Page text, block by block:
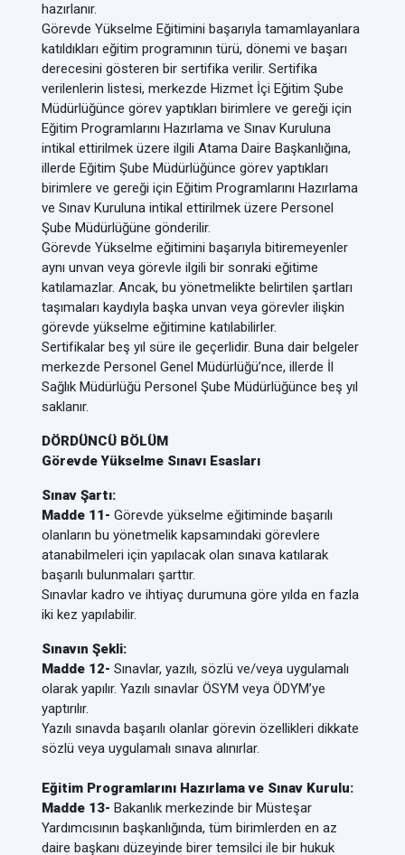
hazırlanır.
Görevde Yükselme Eğitimini başarıyla tamamlayanlara
katıldıkları eğitim programının türü, dönemi ve başarı
derecesini gösteren bir sertifika verilir. Sertifika
verilenlerin listesi, merkezde Hizmet İçi Eğitim Şube
Müdürlüğünce görev yaptıkları birimlere ve gereği için
Eğitim Programlarını Hazırlama ve Sınav Kuruluna
intikal ettirilmek üzere ilgili Atama Daire Başkanlığına,
illerde Eğitim Şube Müdürlüğünce görev yaptıkları
birimlere ve gereği için Eğitim Programlarını Hazırlama
ve Sınav Kuruluna intikal ettirilmek üzere Personel
Şube Müdürlüğüne gönderilir.
Görevde Yükselme eğitimini başarıyla bitiremeyenler
aynı unvan veya görevle ilgili bir sonraki eğitime
katılamazlar. Ancak, bu yönetmelikte belirtilen şartları
taşımaları kaydıyla başka unvan veya görevler ilişkin
görevde yükselme eğitimine katılabilirler.
Sertifikalar beş yıl süre ile geçerlidir. Buna dair belgeler
merkezde Personel Genel Müdürlüğü’nce, illerde İl
Sağlık Müdürlüğü Personel Şube Müdürlüğünce beş yıl
saklanır.
DÖRDÜNCÜ BÖLÜM
Görevde Yükselme Sınavı Esasları
Sınav Şartı:
Madde 11- Görevde yükselme eğitiminde başarılı
olanların bu yönetmelik kapsamındaki görevlere
atanabilmeleri için yapılacak olan sınava katılarak
başarılı bulunmaları şarttır.
Sınavlar kadro ve ihtiyaç durumuna göre yılda en fazla
iki kez yapılabilir.
Sınavın Şekli:
Madde 12- Sınavlar, yazılı, sözlü ve/veya uygulamalı
olarak yapılır. Yazılı sınavlar ÖSYM veya ÖDYM’ye
yaptırılır.
Yazılı sınavda başarılı olanlar görevin özellikleri dikkate
sözlü veya uygulamalı sınava alınırlar.
Eğitim Programlarını Hazırlama ve Sınav Kurulu:
Madde 13- Bakanlık merkezinde bir Müsteşar
Yardımcısının başkanlığında, tüm birimlerden en az
daire başkanı düzeyinde birer temsilci ile bir hukuk